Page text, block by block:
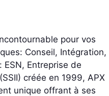
pour vos
Conseil, Intégration,
ESN, Entreprise de
créée en 1999, APX
unique offrant à ses